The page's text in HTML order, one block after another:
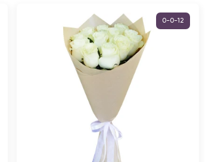
0-0-12